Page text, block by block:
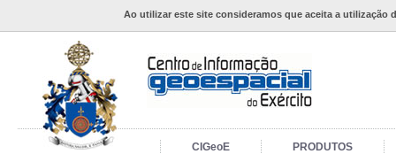
Ao utilizar este site consideramos que aceita a utilização
CIGeoE PRODUTOS